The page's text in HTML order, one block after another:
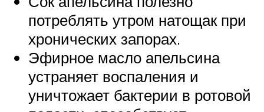
потреблять утром натощак при
хронических запорах.
Эфирное масло апельсина
устраняет воспаления и
уничтожает бактерии в ротовой